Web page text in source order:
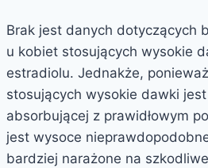
Brak jest danych dotyczących
u kobiet stosujących wysokie
estradiolu. Jednakże,
stosujących wysokie dawki
absorbującej z prawidłowym
jest wysoce
bardziej narażone na